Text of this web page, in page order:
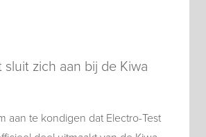
sluit zich aan bij de Kiwa
aan te kondigen dat Electro-Test